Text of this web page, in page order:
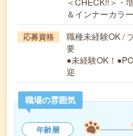
＆インナーカラ
応募資格
職種未経験OK /
要
●未経験OK！
迎
職場の雰囲気
年齢層